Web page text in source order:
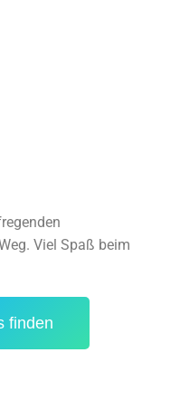
Viel Spaß beim
finden